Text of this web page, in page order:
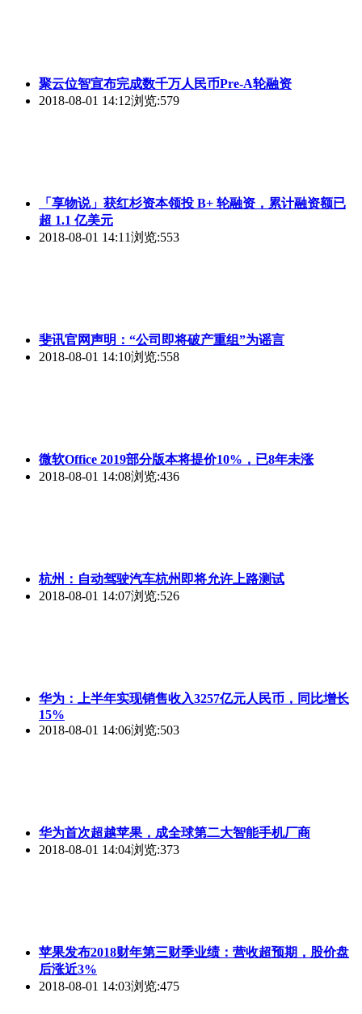
聚云位智宣布完成数千万人民币Pre-A轮融资
2018-08-01 14:12浏览:579
「享物说」获红杉资本领投 B+ 轮融资，累计融资额已
超 1.1 亿美元
2018-08-01 14:11浏览:553
斐讯官网声明：“公司即将破产重组”为谣言
2018-08-01 14:10浏览:558
微软Office 2019部分版本将提价10%，已8年未涨
2018-08-01 14:08浏览:436
杭州：自动驾驶汽车杭州即将允许上路测试
2018-08-01 14:07浏览:526
华为：上半年实现销售收入3257亿元人民币，同比增长
15%
2018-08-01 14:06浏览:503
华为首次超越苹果，成全球第二大智能手机厂商
2018-08-01 14:04浏览:373
苹果发布2018财年第三财季业绩：营收超预期，股价盘
后涨近3%
2018-08-01 14:03浏览:475